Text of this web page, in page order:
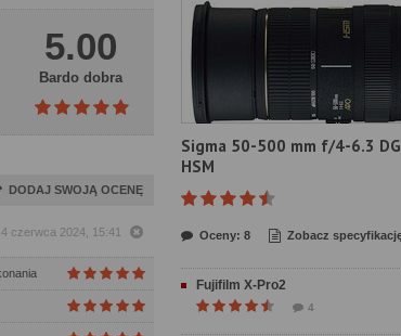
5.00
Bardo dobra
DODAJ SWOJĄ OCENĘ
4 czerwca 2024, 15:41
Sigma 50-500 mm f/4-6.3 DG
HSM
Oceny: 8 Zobacz
Fujifilm X-Pro2
4